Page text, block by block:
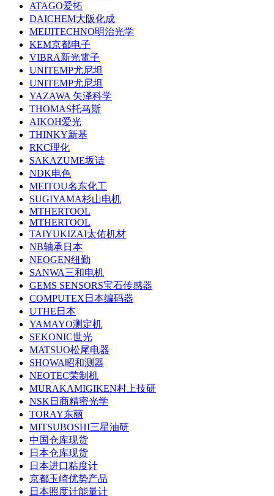
ATAGO爱拓
DAICHEM大阪化成
MEIJITECHNO明治光学
KEM京都电子
VIBRA新光電子
UNITEMP尤尼坦
UNITEMP尤尼坦
YAZAWA 矢泽科学
THOMAS托马斯
AIKOH爱光
THINKY新基
RKC理化
SAKAZUME坂诘
NDK电色
MEITOU名东化工
SUGIYAMA杉山电机
MTHERTOOL
MTHERTOOL
TAIYUKIZAI太佑机材
NB轴承日本
NEOGEN纽勤
SANWA三和电机
GEMS SENSORS宝石传感器
COMPUTEX日本编码器
UTHE日本
YAMAYO测定机
SEKONIC世光
MATSUO松尾电器
SHOWA昭和测器
NEOTEC荣制机
MURAKAMIGIKEN村上技研
NSK日商精密光学
TORAY东丽
MITSUBOSHI三星油研
中国仓库现货
日本仓库现货
日本进口粘度计
京都玉崎优势产品
日本照度计能量计